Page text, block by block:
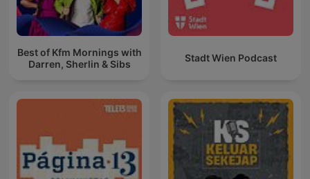
Best of Kfm Mornings with
Darren, Sherlin & Sibs
Stadt Wien Podcast